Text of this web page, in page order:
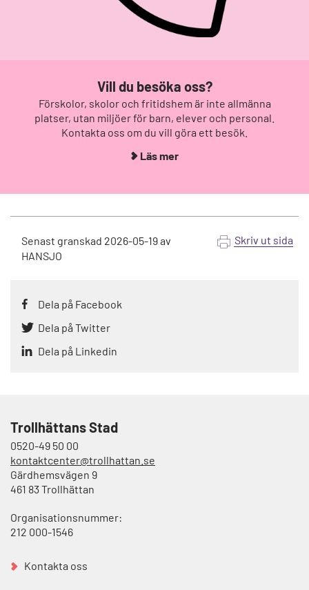
Vill du besöka oss?
Förskolor, skolor och fritidshem är inte allmänna
platser, utan miljöer för barn, elever och personal.
Kontakta oss om du vill göra ett besök.
Läs mer
Senast granskad 2026-05-19av
HANSJO
Skriv ut sida
Dela på Facebook
Dela på Twitter
Dela på Linkedin
Trollhättans Stad
0520-49 50 00
kontaktcenter@trollhattan.se
Gärdhemsvägen 9
461 83 Trollhättan
Organisationsnummer:
212 000-1546
Kontakta oss